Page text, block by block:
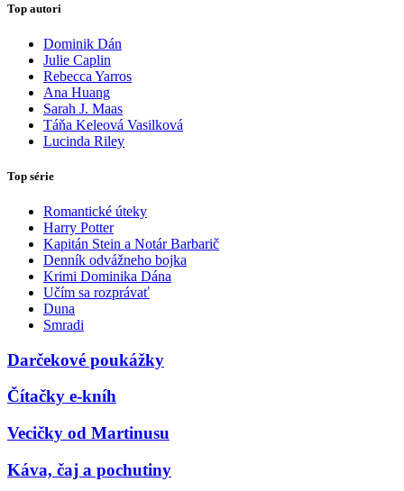
Top autori
Dominik Dán
Julie Caplin
Rebecca Yarros
Ana Huang
Sarah J. Maas
Táňa Keleová Vasilková
Lucinda Riley
Top série
Romantické úteky
Harry Potter
Kapitán Stein a Notár Barbarič
Denník odvážneho bojka
Krimi Dominika Dána
Učím sa rozprávať
Duna
Smradi
Darčekové poukážky
Čítačky e-kníh
Vecičky od Martinusu
Káva, čaj a pochutiny